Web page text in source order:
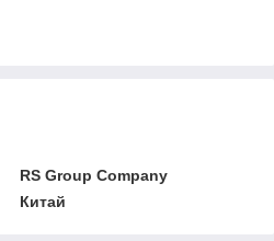
RS Group Company
Китай